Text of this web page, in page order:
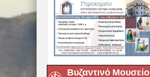
Βυζαντινό Μουσείο